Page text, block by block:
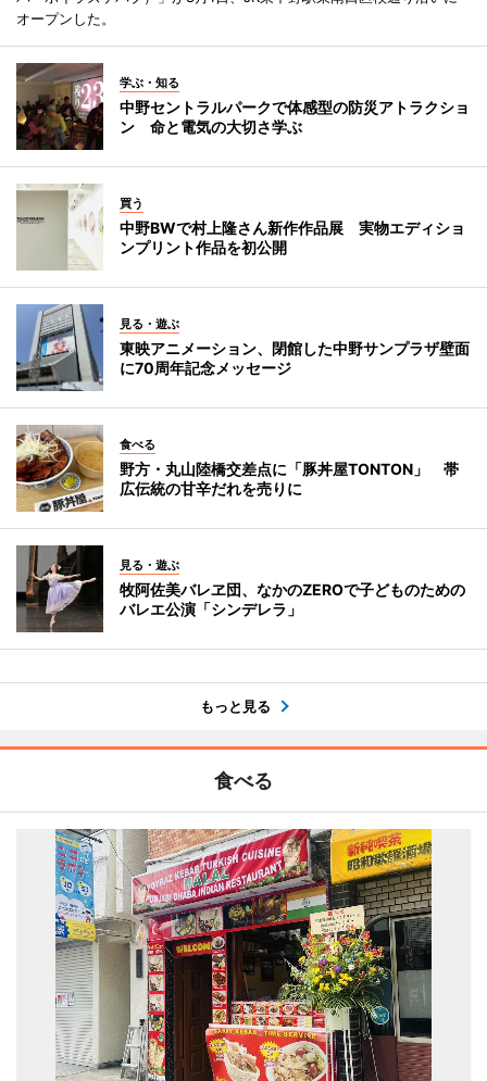
オープンした。
学ぶ・知る
中野セントラルパークで体感型の防災アトラクショ
ン 命と電気の大切さ学ぶ
買う
中野BWで村上隆さん新作作品展 実物エディショ
ンプリント作品を初公開
見る・遊ぶ
東映アニメーション、閉館した中野サンプラザ壁面
に70周年記念メッセージ
食べる
野方・丸山陸橋交差点に「豚丼屋TONTON」 帯
広伝統の甘辛だれを売りに
見る・遊ぶ
牧阿佐美バレヱ団、なかのZEROで子どものための
バレエ公演「シンデレラ」
もっと見る
食べる